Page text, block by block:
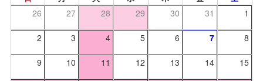
26 27 28 29 30 31 1
2 3 4 5 6 7 8
9 10 11 12 13 14 15